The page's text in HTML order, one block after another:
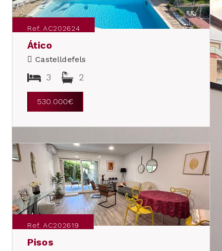
Ref. AC202624
Ático
Castelldefels
3 2
530.000€
Ref. AC202619
Pisos